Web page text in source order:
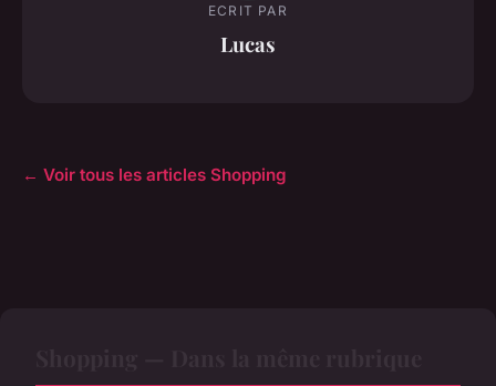
ECRIT PAR
Lucas
← Voir tous les articles Shopping